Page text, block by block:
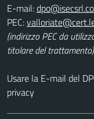
E-mail:
PEC:
(indirizzo PEC da
titolare del trattamento)
Usare la E-mail del
privacy